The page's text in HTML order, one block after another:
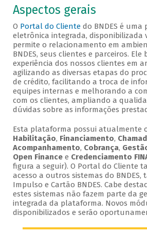
Aspectos gerais
O Portal do Clientedo BNDES é uma
eletrônica integrada, disponibilizada
permite o relacionamento em
BNDES, seus clientes e parceiros.
experiência dos nossos clientes em
agilizando as diversas etapas do
de crédito, facilitando a troca de
equipes internas e melhorando a
com os clientes, ampliando a
dúvidas sobre as informações
Esta plataforma possui atualmente
Habilitação, Financiamento,
Acompanhamento, Cobrança,
Open Financee Credenciamento
figura a seguir). O Portal do Cliente
acesso a outros sistemas do BNDES,
Impulso e Cartão BNDES. Cabe
estes sistemas não fazem parte da
integrada da plataforma. Novos
disponibilizados e serão